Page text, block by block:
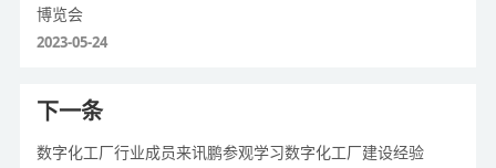
博览会
2023-05-24
下一条
数字化工厂行业成员来讯鹏参观学习数字化工厂建设经验